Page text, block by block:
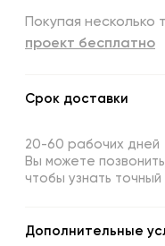
Покупая несколько
проект бесплатно
Срок доставки
20-60 рабочих дней
Вы можете
чтобы узнать
Дополнительные